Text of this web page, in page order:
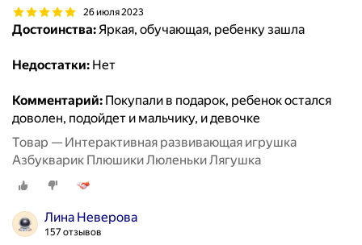
26 июля 2023
Достоинства:Яркая, обучающая, ребенку зашла
Недостатки: Нет
Комментарий: Покупали в подарок, ребенок остался
доволен, подойдет и мальчику, и девочке
Товар — Интерактивная развивающая игрушка
Азбукварик Плюшики Люленьки Лягушка
Лина Неверова
157 отзывов